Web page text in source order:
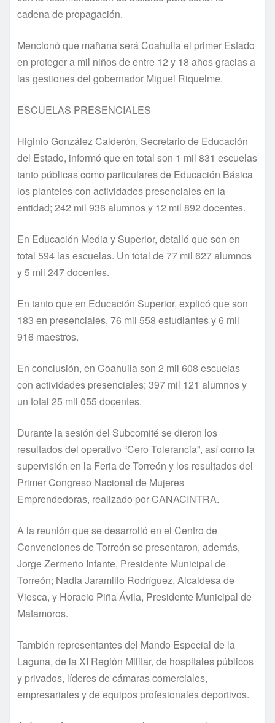
cadena de propagación.
Mencionó que mañana será Coahuila el primer Estado
en proteger a mil niños de entre 12 y 18 años gracias a
las gestiones del gobernador Miguel Riquelme.
ESCUELAS PRESENCIALES
Higinio González Calderón, Secretario de Educación
del Estado, informó que en total son 1 mil 831 escuelas
tanto públicas como particulares de Educación Básica
los planteles con actividades presenciales en la
entidad; 242 mil 936 alumnos y 12 mil 892 docentes.
En Educación Media y Superior, detalló que son en
total 594 las escuelas. Un total de 77 mil 627 alumnos
y 5 mil 247 docentes.
En tanto que en Educación Superior, explicó que son
183 en presenciales, 76 mil 558 estudiantes y 6 mil
916 maestros.
En conclusión, en Coahuila son 2 mil 608 escuelas
con actividades presenciales; 397 mil 121 alumnos y
un total 25 mil 055 docentes.
Durante la sesión del Subcomité se dieron los
resultados del operativo “Cero Tolerancia”, así como la
supervisión en la Feria de Torreón y los resultados del
Primer Congreso Nacional de Mujeres
Emprendedoras, realizado por CANACINTRA.
A la reunión que se desarrolló en el Centro de
Convenciones de Torreón se presentaron, además,
Jorge Zermeño Infante, Presidente Municipal de
Torreón; Nadia Jaramillo Rodríguez, Alcaldesa de
Viesca, y Horacio Piña Ávila, Presidente Municipal de
Matamoros.
También representantes del Mando Especial de la
Laguna, de la XI Región Militar, de hospitales públicos
y privados, líderes de cámaras comerciales,
empresariales y de equipos profesionales deportivos.